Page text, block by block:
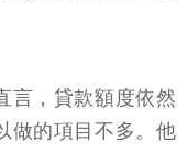
言，貸款額度依然
做的項目不多。他